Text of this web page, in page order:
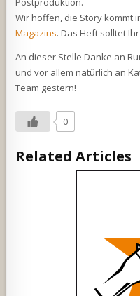
Wir hoffen, die Story kommt
Magazins. Das Heft solltet
An dieser Stelle Danke an
und vor allem natürlich an
Team gestern!
0
Related Articles